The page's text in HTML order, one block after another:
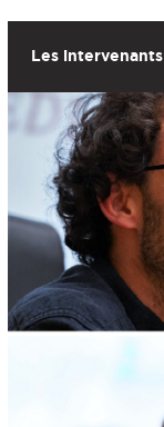
Les intervenants